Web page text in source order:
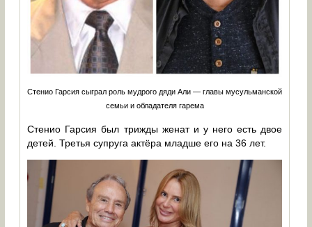
Стенио Гарсия сыграл роль мудрого дяди Али — главы мусульманской
семьи и обладателя гарема
Стенио Гарсия был трижды женат и у него есть двое
детей. Третья супруга актёра младше его на 36 лет.